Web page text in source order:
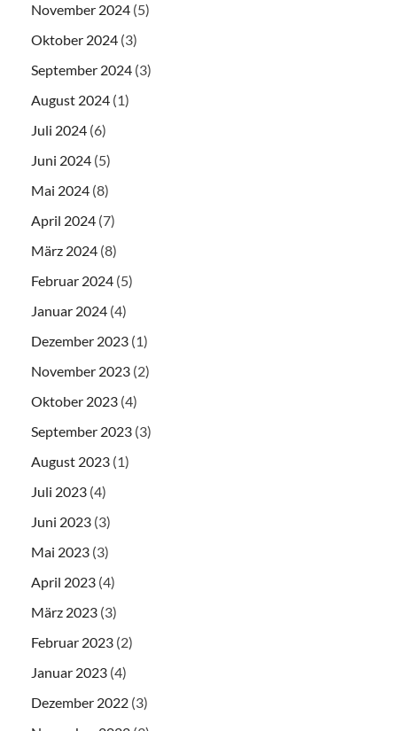
November 2024 (5)
Oktober 2024 (3)
September 2024 (3)
August 2024 (1)
Juli 2024 (6)
Juni 2024 (5)
Mai 2024 (8)
April 2024 (7)
März 2024 (8)
Februar 2024 (5)
Januar 2024 (4)
Dezember 2023 (1)
November 2023 (2)
Oktober 2023 (4)
September 2023 (3)
August 2023 (1)
Juli 2023 (4)
Juni 2023 (3)
Mai 2023 (3)
April 2023 (4)
März 2023 (3)
Februar 2023 (2)
Januar 2023 (4)
Dezember 2022 (3)